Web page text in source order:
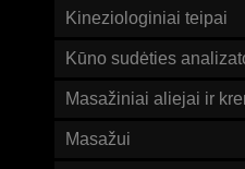
Kineziologiniai teipai
Kūno sudėties
Masažiniai aliejai ir
Masažui